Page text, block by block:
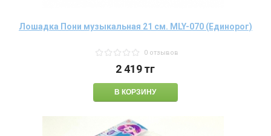
Лошадка Пони музыкальная 21 см. MLY-070 (Единорог)
0 отзывов
2 419тг